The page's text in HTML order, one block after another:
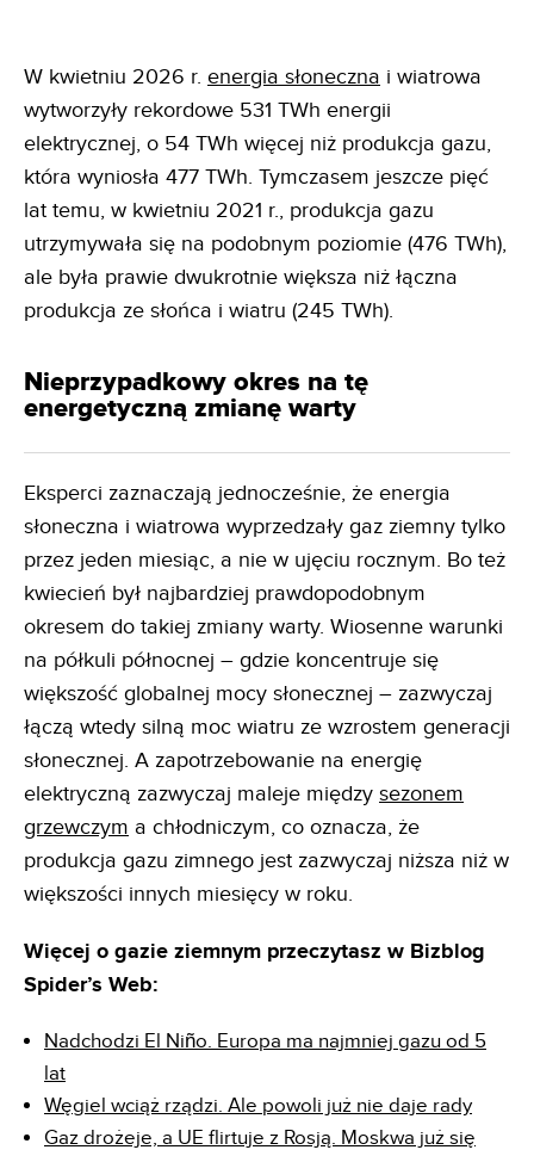
W kwietniu 2026 r. energia słoneczna i wiatrowa
wytworzyły rekordowe 531 TWh energii
elektrycznej, o 54 TWh więcej niż produkcja gazu,
która wyniosła 477 TWh. Tymczasem jeszcze pięć
lat temu, w kwietniu 2021 r., produkcja gazu
utrzymywała się na podobnym poziomie (476 TWh),
ale była prawie dwukrotnie większa niż łączna
produkcja ze słońca i wiatru (245 TWh).
Nieprzypadkowy okres na tę
energetyczną zmianę warty
Eksperci zaznaczają jednocześnie, że energia
słoneczna i wiatrowa wyprzedzały gaz ziemny tylko
przez jeden miesiąc, a nie w ujęciu rocznym. Bo też
kwiecień był najbardziej prawdopodobnym
okresem do takiej zmiany warty. Wiosenne warunki
na półkuli północnej – gdzie koncentruje się
większość globalnej mocy słonecznej – zazwyczaj
łączą wtedy silną moc wiatru ze wzrostem generacji
słonecznej. A zapotrzebowanie na energię
elektryczną zazwyczaj maleje między sezonem
grzewczym a chłodniczym, co oznacza, że ​​
produkcja gazu zimnego jest zazwyczaj niższa niż w
większości innych miesięcy w roku.
Więcej o gazie ziemnym przeczytasz w Bizblog
Spider’s Web:
Nadchodzi El Niño. Europa ma najmniej gazu od 5
lat
Węgiel wciąż rządzi. Ale powoli już nie daje rady
Gaz drożeje, a UE flirtuje z Rosją. Moskwa już się